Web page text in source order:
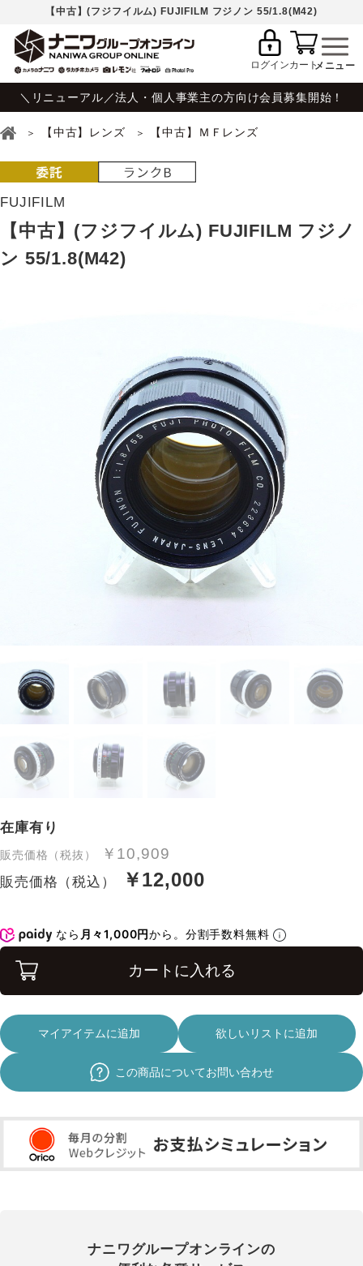
【中古】(フジフイルム) FUJIFILM フジノン 55/1.8(M42)
ログインカート
＼リニューアル／法人・個人事業主の方向け会員募集開始！
【中古】レンズ 【中古】ＭＦレンズ
FUJIFILM
【中古】(フジフイルム) FUJIFILM フジノ
ン 55/1.8(M42)
在庫有り
販売価格（税抜） ￥10,909
販売価格（税込） ￥12,000
なら 月々1,000円から。分割手数料無料
カートに入れる
マイアイテムに追加 欲しいリストに追加
この商品についてお問い合わせ
ナニワグループオンラインの